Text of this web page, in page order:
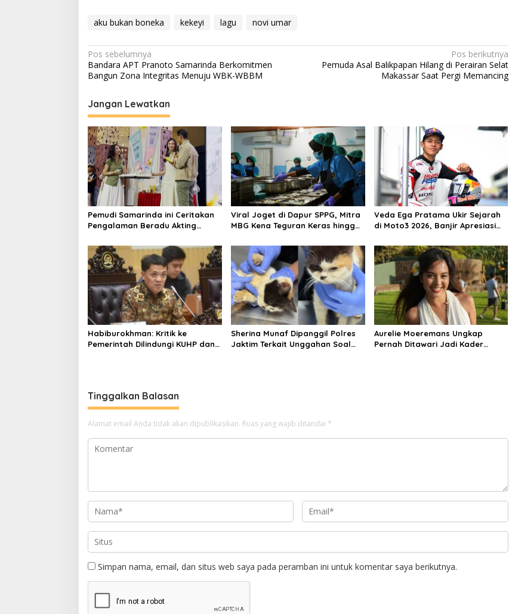
aku bukan boneka kekeyi lagu novi umar
Navigasi
pos
Pos sebelumnya
Bandara APT Pranoto Samarinda Berkomitmen
Bangun Zona Integritas Menuju WBK-WBBM
Pos berikutnya
Pemuda Asal Balikpapan Hilang di Perairan Selat
Makassar Saat Pergi Memancing
Jangan Lewatkan
Pemudi Samarinda ini Ceritakan
Pengalaman Beradu Akting
Viral Joget di Dapur SPPG, Mitra
MBG Kena Teguran Keras hingga
Veda Ega Pratama Ukir Sejarah
di Moto3 2026, Banjir Apresiasi
Habiburokhman: Kritik ke
Pemerintah Dilindungi KUHP dan
Sherina Munaf Dipanggil Polres
Jaktim Terkait Unggahan Soal
Aurelie Moeremans Ungkap
Pernah Ditawari Jadi Kader
Tinggalkan Balasan
Alamat email Anda tidak akan dipublikasikan. Ruas yang wajib ditandai *
Simpan nama, email, dan situs web saya pada peramban ini untuk komentar saya berikutnya.